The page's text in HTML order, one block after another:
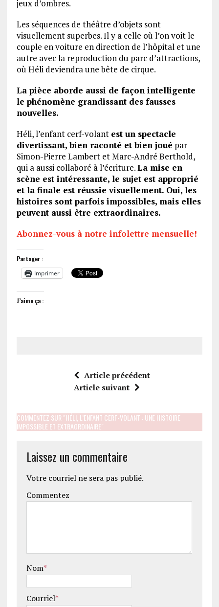
jeux d’ombres.
Les séquences de théâtre d’objets sont
visuellement superbes. Il y a celle où l’on voit le
couple en voiture en direction de l’hôpital et une
autre avec la reproduction du parc d’attractions,
où Héli deviendra une bête de cirque.
La pièce aborde aussi de façon intelligente
le phénomène grandissant des fausses
nouvelles.
Héli, l’enfant cerf-volant est un spectacle
divertissant, bien raconté et bien jouépar
Simon-Pierre Lambert et Marc-André Berthold,
qui a aussi collaboré à l’écriture.La mise en
scène est intéressante, le sujet est approprié
et la finale est réussie visuellement. Oui, les
histoires sont parfois impossibles, mais elles
peuvent aussi être extraordinaires.
Abonnez-vous à notre infolettre mensuelle!
Partager :
Imprimer
J’aime ça :
Article précédent
Article suivant
COMMENTEZ SUR "HÉLI, L’ENFANT CERF-VOLANT : UNE HISTOIRE
IMPOSSIBLE ET EXTRAORDINAIRE"
Laissez un commentaire
Votre courriel ne sera pas publié.
Commentez
Nom*
Courriel*